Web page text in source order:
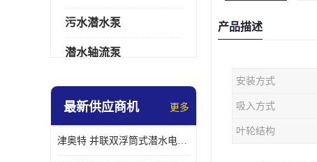
污水潜水泵
潜水轴流泵
螺旋离心泵
控制柜
最新供应商机 更多
津奥特 并联双浮筒式潜水电泵 矿山抢险泵 大流量卧式安装 可提供定制
产品描述
安装方式
吸入方式
叶轮结构